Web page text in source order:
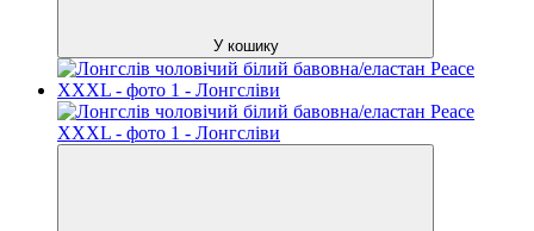
У кошику